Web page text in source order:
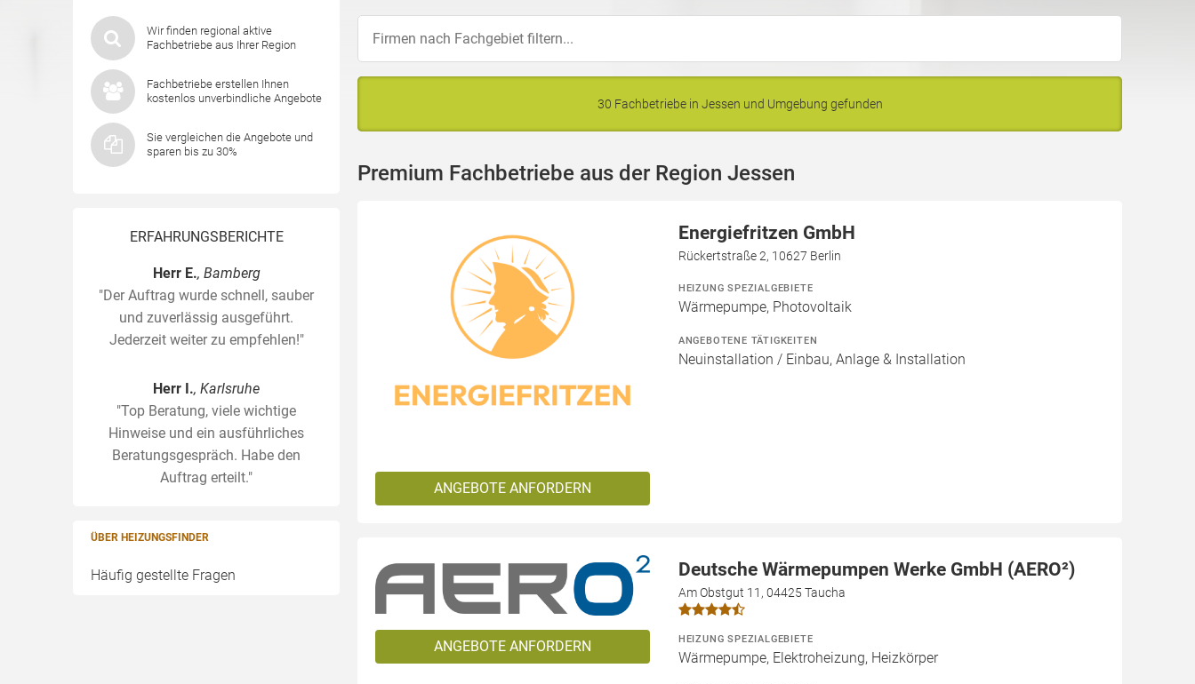
Wir finden regional aktive
Fachbetriebe aus Ihrer Region
Fachbetriebe erstellen Ihnen
kostenlos unverbindliche Angebote
Sie vergleichen die Angebote und
sparen bis zu 30%
ERFAHRUNGSBERICHTE
Herr E., Bamberg
"Der Auftrag wurde schnell, sauber
und zuverlässig ausgeführt.
Jederzeit weiter zu empfehlen!"
Herr I., Karlsruhe
"Top Beratung, viele wichtige
Hinweise und ein ausführliches
Beratungsgespräch. Habe den
Auftrag erteilt."
ÜBER HEIZUNGSFINDER
Häufig gestellte Fragen
30 Fachbetriebe in Jessen und Umgebung gefunden
Premium Fachbetriebe aus der Region Jessen
ANGEBOTE ANFORDERN
Energiefritzen GmbH
Rückertstraße 2, 10627 Berlin
HEIZUNG SPEZIALGEBIETE
Wärmepumpe, Photovoltaik
ANGEBOTENE TÄTIGKEITEN
Neuinstallation / Einbau, Anlage & Installation
ANGEBOTE ANFORDERN
Deutsche Wärmepumpen Werke GmbH (AERO²)
Am Obstgut 11, 04425 Taucha
HEIZUNG SPEZIALGEBIETE
Wärmepumpe, Elektroheizung, Heizkörper